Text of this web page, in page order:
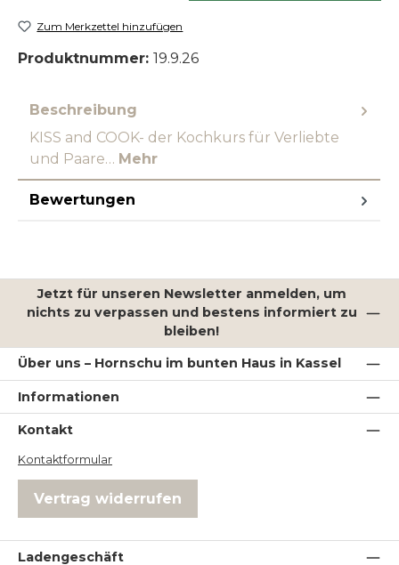
Zum Merkzettel hinzufügen
Produktnummer: 19.9.26
Beschreibung
KISS and COOK- der Kochkurs für Verliebte
und Paare… Mehr
Bewertungen
Jetzt für unseren Newsletter anmelden, um
nichts zu verpassen und bestens informiert zu
bleiben!
Über uns – Hornschu im bunten Haus in Kassel
Informationen
Kontakt
Kontaktformular
Vertrag widerrufen
Ladengeschäft